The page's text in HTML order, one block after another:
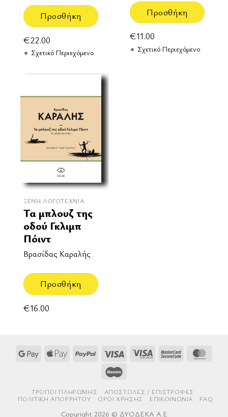
Προσθήκη
€22.00
Σχετικό Περιεχόμενο
Προσθήκη
€11.00
Σχετικό Περιεχόμενο
ΞΈΝΗ ΛΟΓΟΤΕΧΝΊΑ
Τα μπλουζ της
οδού Γκλιμπ
Πόιντ
Βρασίδας Καραλής
Προσθήκη
€16.00
Google Apple
PayPal Visa
Visa
MasterCard
ΤΡΌΠΟΙ ΠΛΗΡΩΜΉΣ
AΠΟΣΤΟΛΈΣ / ΕΠΙΣΤΡΟΦΈΣ
ΠΟΛΙΤΙΚΉ ΑΠΟΡΡΉΤΟΥ
ΌΡΟΙ ΧΡΉΣΗΣ ΕΠΙΚΟΙΝΩΝΊΑ FAQ
Copyright 2026 © ΔΥΟΔΕΚΑ Α.Ε